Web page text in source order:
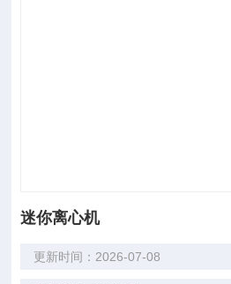
迷你离心机
更新时间：2026-07-08